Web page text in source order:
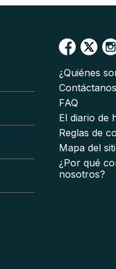
¿Quiénes
FAQ
El diario de
Reglas de
Mapa del
¿Por qué
nosotros?